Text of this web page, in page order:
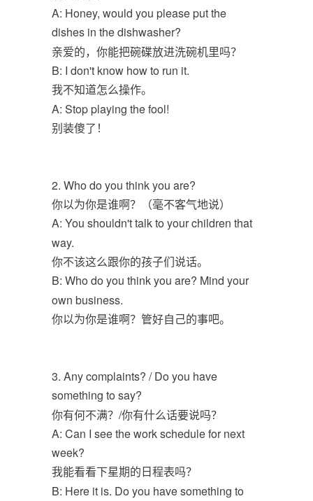
A: Honey, would you please put the
dishes in the dishwasher?
亲爱的，你能把碗碟放进洗碗机里吗？
B: I don't know how to run it.
我不知道怎么操作。
A: Stop playing the fool!
别装傻了！
2. Who do you think you are?
你以为你是谁啊？（毫不客气地说）
A: You shouldn't talk to your children that
way.
你不该这么跟你的孩子们说话。
B: Who do you think you are? Mind your
own business.
你以为你是谁啊？管好自己的事吧。
3. Any complaints? / Do you have
something to say?
你有何不满？/你有什么话要说吗？
A: Can I see the work schedule for next
week?
我能看看下星期的日程表吗？
B: Here it is. Do you have something to